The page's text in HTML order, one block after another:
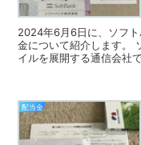
2024年6月6日に、ソフ
金について紹介します。
イルを展開する通信会社
配当金